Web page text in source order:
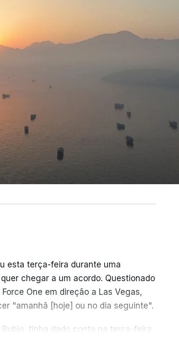
esta terça-feira durante uma
chegar a um acordo. Questionado
One em direção a Las Vegas,
"amanhã [hoje] ou no dia seguinte".
tinha dado conta na terça-feira